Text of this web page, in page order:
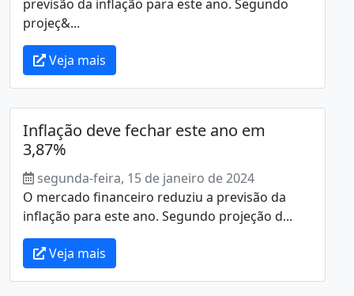
previsão da inflação para este ano. Segundo
projeç&...
Veja mais
Inflação deve fechar este ano em
3,87%
segunda-feira, 15 de janeiro de 2024
O mercado financeiro reduziu a previsão da
inflação para este ano. Segundo projeção d...
Veja mais